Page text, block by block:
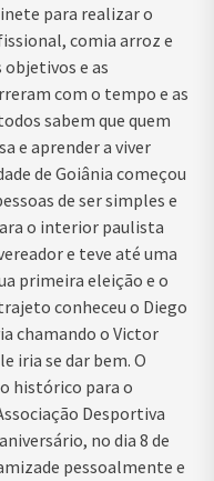
para realizar o
comia arroz e
objetivos e as
com o tempo e as
sabem que quem
e aprender a viver
de Goiânia começou
de ser simples e
o interior paulista
e teve até uma
primeira eleição e o
conheceu o Diego
chamando o Victor
iria se dar bem. O
histórico para o
Desportiva
no dia 8 de
pessoalmente e